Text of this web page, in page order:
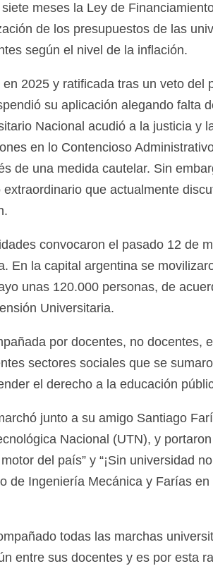
meses la Ley de
de los presupuestos de las
según el nivel de la inflación.
2025 y ratificada tras un veto del
su aplicación alegando falta
Nacional acudió a la justicia y
en lo Contencioso
de una medida cautelar. Sin
que actualmente
convocaron el pasado 12 de
En la capital argentina se
unas 120.000 personas, de
Universitaria.
por docentes, no docentes,
sectores sociales que se
el derecho a la educación
junto a su amigo Santiago
Nacional (UTN), y
del país” y “¡Sin universidad
de Ingeniería Mecánica y Farías
todas las marchas
entre sus docentes y es por esta